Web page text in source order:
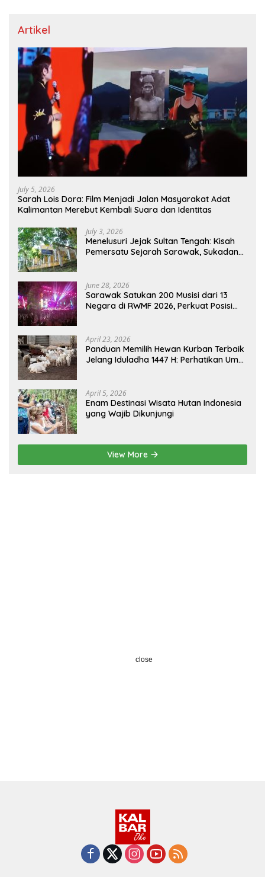
Artikel
July 5, 2026
Sarah Lois Dora: Film Menjadi Jalan Masyarakat Adat
Kalimantan Merebut Kembali Suara dan Identitas
July 3, 2026
Menelusuri Jejak Sultan Tengah: Kisah
Pemersatu Sejarah Sarawak, Sukadana,
June 28, 2026
Sarawak Satukan 200 Musisi dari 13
Negara di RWMF 2026, Perkuat Posisi
April 23, 2026
Panduan Memilih Hewan Kurban Terbaik
Jelang Iduladha 1447 H: Perhatikan Umur
April 5, 2026
Enam Destinasi Wisata Hutan Indonesia
yang Wajib Dikunjungi
View More
close